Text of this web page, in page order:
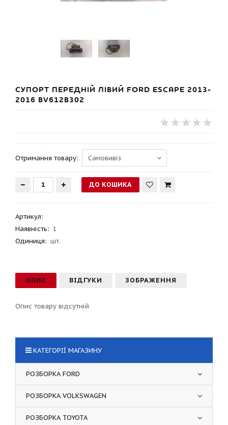
СУПОРТ ПЕРЕДНІЙ ЛІВИЙ FORD ESCAPE 2013-
2016 BV612B302
Отримання товару:
Артикул:
Наявність: 1
Одиниця: шт.
ОПИС ВІДГУКИ ЗОБРАЖЕННЯ
Опис товару відсутній
КАТЕГОРІЇ МАГАЗИНУ
РОЗБОРКА FORD
РОЗБОРКА VOLKSWAGEN
РОЗБОРКА TOYOTA